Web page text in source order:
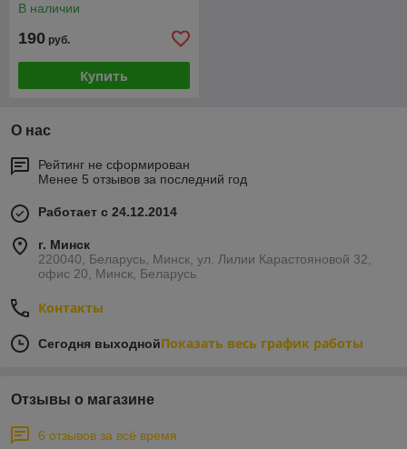
В наличии
190 руб.
Купить
О нас
Рейтинг не сформирован
Менее 5 отзывов за последний год
Работает с 24.12.2014
г. Минск
220040, Беларусь, Минск, ул. Лилии Карастояновой 32,
офис 20, Минск, Беларусь
Контакты
Сегодня выходнойПоказать весь график работы
Отзывы о магазине
6 отзывов за всё время